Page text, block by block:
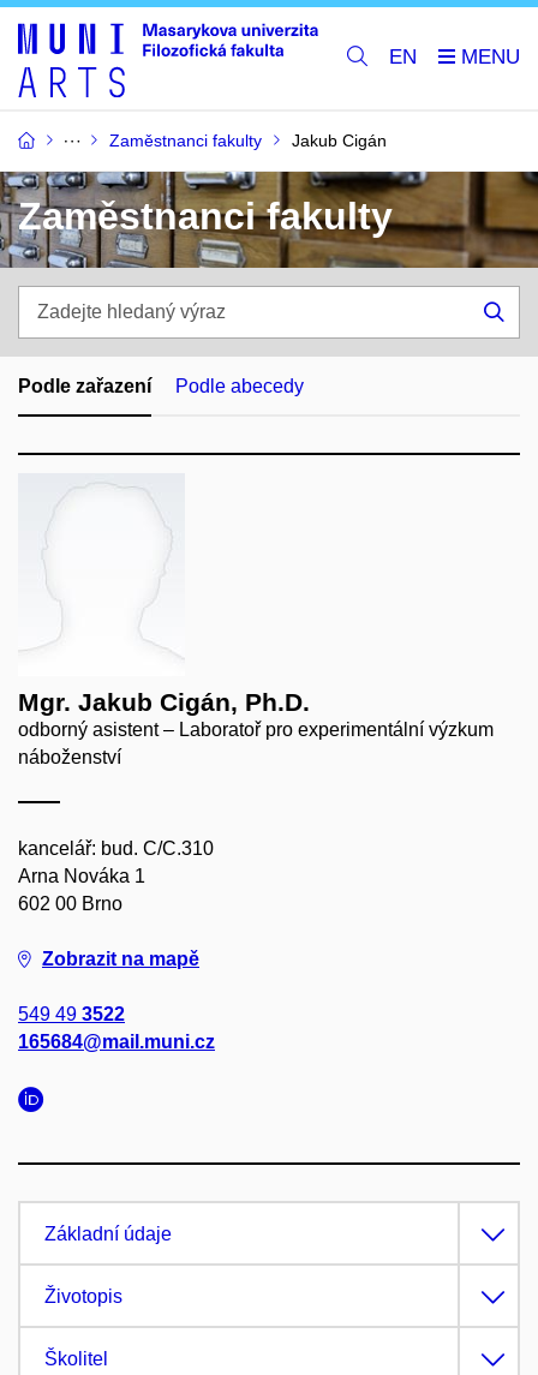
EN
Zaměstnanci fakulty Jakub Cigán
Zaměstnanci fakulty
hledaný
výraz
Podle zařazení Podle abecedy
Mgr. Jakub Cigán, Ph.D.
odborný asistent – Laboratoř pro experimentální výzkum
náboženství
kancelář: bud. C/C.310
Arna Nováka 1
602 00 Brno
Zobrazit na mapě
549 49 3522
165684@mail.muni.cz
Základní údaje
Životopis
Školitel